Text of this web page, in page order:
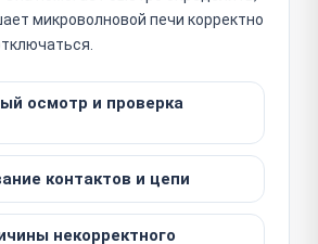
микроволновой печи корректно
осмотр и проверка
контактов и цепи
некорректного